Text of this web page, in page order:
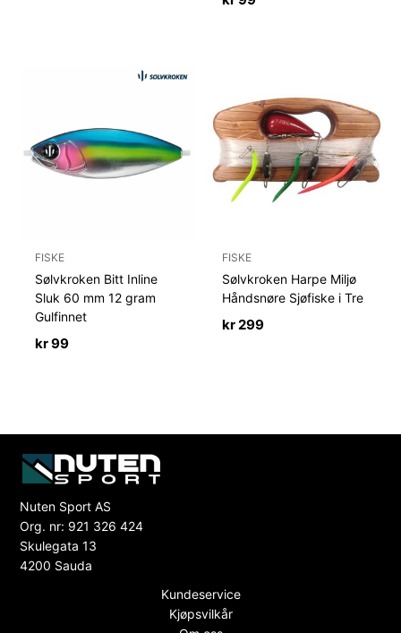
FISKE
Sølvkroken Bitt Inline
Sluk 60 mm 12 gram
Gulfinnet
kr99
FISKE
Sølvkroken Harpe Miljø
Håndsnøre Sjøfiske i Tre
kr 299
Nuten Sport AS
Org. nr: 921 326 424
Skulegata 13
4200 Sauda
Kundeservice
Kjøpsvilkår